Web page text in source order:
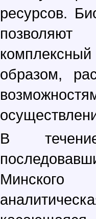
ресурсов.
образом,
В